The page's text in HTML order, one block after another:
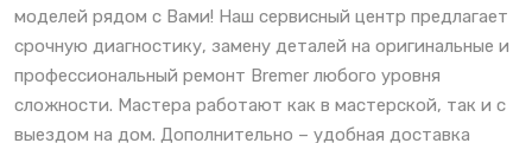
моделей рядом с Вами! Наш сервисный центр предлагает
срочную диагностику, замену деталей на оригинальные и
профессиональный ремонт Bremer любого уровня
сложности. Мастера работают как в мастерской, так и с
выездом на дом. Дополнительно – удобная доставка